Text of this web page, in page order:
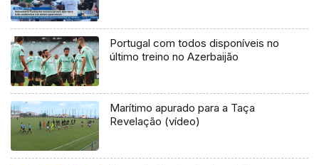
Portugal com todos disponíveis no
último treino no Azerbaijão
Marítimo apurado para a Taça
Revelação (vídeo)